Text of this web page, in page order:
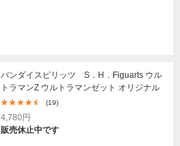
バンダイスピリッツ S．H．Figuarts ウル
トラマンZ ウルトラマンゼット オリジナル
(19)
4,780円
販売休止中です